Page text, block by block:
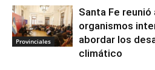
Provinciales
Santa Fe
organismos
abordar los
climático